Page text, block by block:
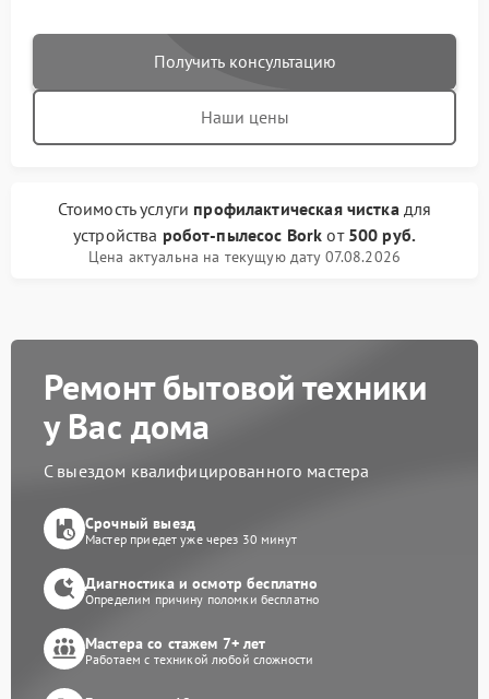
Получить консультацию
Наши цены
Стоимость услуги профилактическая чисткадля
устройства робот-пылесос Bork от 500 руб.
Цена актуальна на текущую дату 07.08.2026
Ремонт бытовой техники
у Вас дома
С выездом квалифицированного мастера
Срочный выезд
Мастер приедет уже через 30 минут
Диагностика и осмотр бесплатно
Определим причину поломки бесплатно
Мастера со стажем 7+ лет
Работаем с техникой любой сложности